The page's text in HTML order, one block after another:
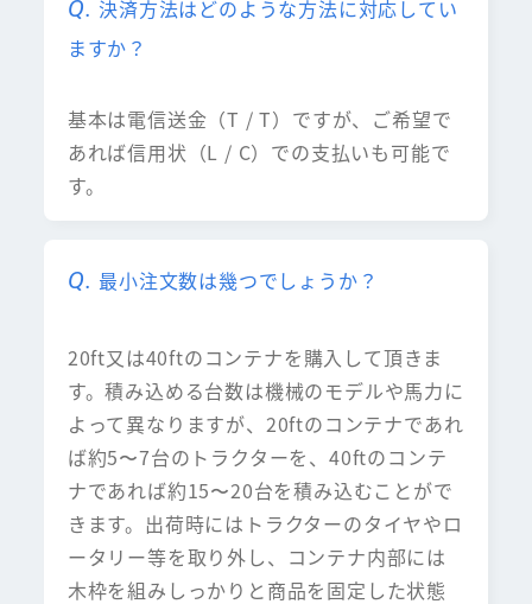
決済方法はどのような方法に対応してい
ますか？
基本は電信送金（T / T）ですが、ご希望で
あれば信用状（L / C）での支払いも可能で
す。
最小注文数は幾つでしょうか？
20ft又は40ftのコンテナを購入して頂きま
す。積み込める台数は機械のモデルや馬力に
よって異なりますが、20ftのコンテナであれ
ば約5〜7台のトラクターを、40ftのコンテ
ナであれば約15〜20台を積み込むことがで
きます。出荷時にはトラクターのタイヤやロ
ータリー等を取り外し、コンテナ内部には
木枠を組みしっかりと商品を固定した状態